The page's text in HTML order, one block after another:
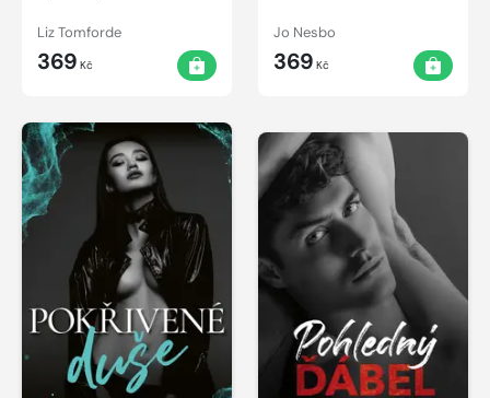
Liz Tomforde
369 Kč
Jo Nesbo
369 Kč